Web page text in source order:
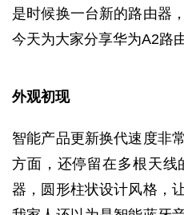
是时候换一台新的路由器
今天为大家分享华为A2路
外观初现
智能产品更新换代速度非
方面，还停留在多根天线
器，圆形柱状设计风格，